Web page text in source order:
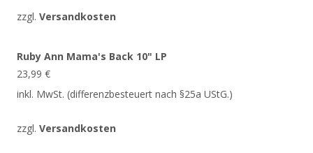
zzgl. Versandkosten
Ruby Ann Mama's Back 10" LP
23,99 €
inkl. MwSt. (differenzbesteuert nach §25a UStG.)
zzgl. Versandkosten